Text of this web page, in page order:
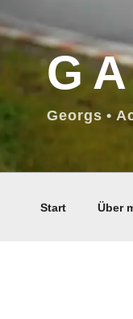
Georgs •
Start Über